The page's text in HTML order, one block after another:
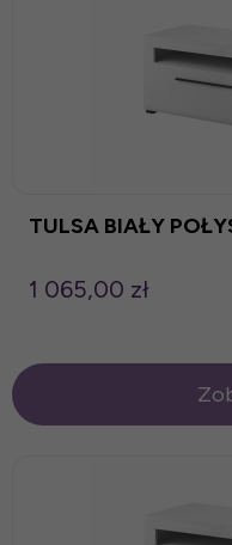
TULSA BIAŁY
1 065,00 zł